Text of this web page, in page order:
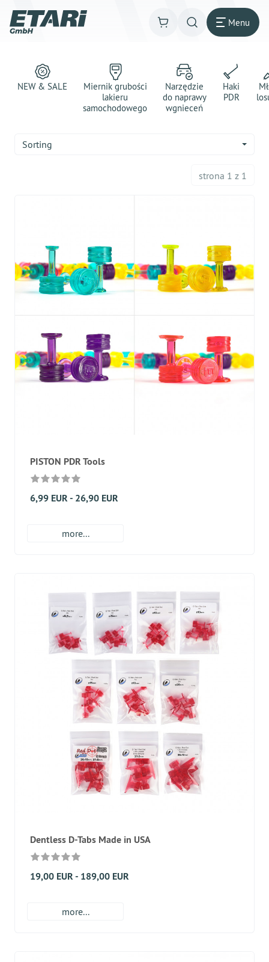
Menu
NEW & SALE
Miernik grubości
lakieru
samochodowego
Narzędzie
do naprawy
wgnieceń
Haki
PDR
Sorting
strona 1 z 1
PISTON PDR Tools
6,99 EUR - 26,90 EUR
more...
Dentless D-Tabs Made in USA
19,00 EUR - 189,00 EUR
more...